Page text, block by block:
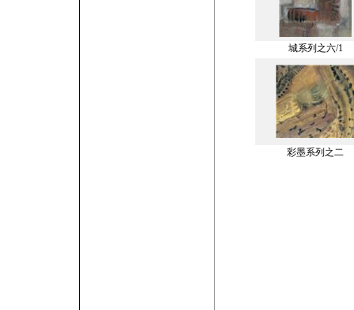
城系列之六/1
彩墨系列之二